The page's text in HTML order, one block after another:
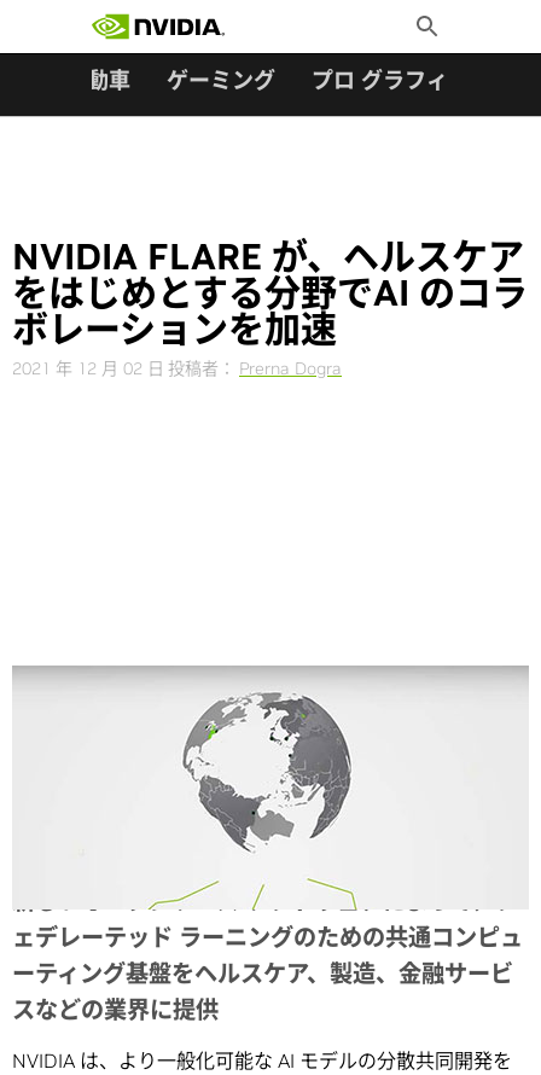
Toggle
Search
自動車 ゲーミング プロ グラフィックス
NVIDIA FLARE が、ヘルスケア
をはじめとする分野でAI のコラ
ボレーションを加速
2021 年 12 月 02 日 投稿者： Prerna Dogra
新しいオープンソース ソフトウェアによって、フ
ェデレーテッド ラーニングのための共通コンピュ
ーティング基盤をヘルスケア、製造、金融サービ
スなどの業界に提供
NVIDIA は、より一般化可能な AI モデルの分散共同開発を